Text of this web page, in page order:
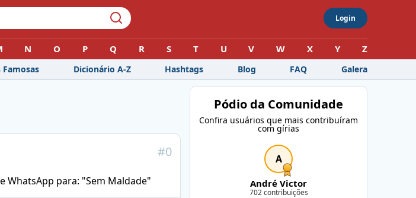
Login
N O P Q R S T U V W X Y Z
Famosas Dicionário A-Z Hashtags Blog FAQ Galera
#0
WhatsApp para: "Sem Maldade"
Pódio da Comunidade
Confira usuários que mais contribuíram
com gírias
A
André Victor
702 contribuições